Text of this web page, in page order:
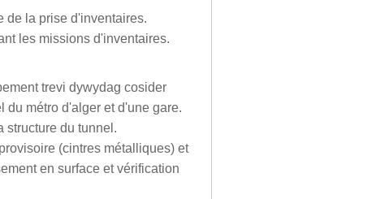
de la prise d'inventaires.
les missions d'inventaires.
trevi dywydag cosider
du métro d'alger et d'une gare.
structure du tunnel.
(cintres métalliques) et
en surface et vérification